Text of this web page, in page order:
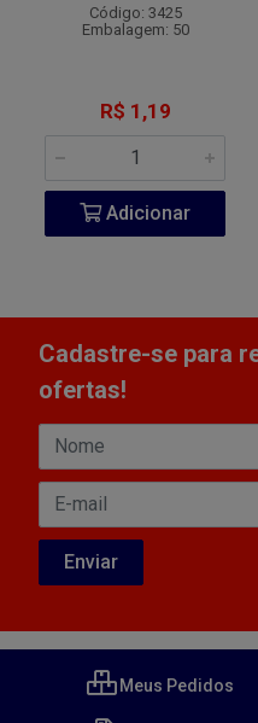
Código: 3425
Embalagem: 50
R$ 1,19
Adicionar
Cadastre-se para
ofertas!
Meus Pedidos